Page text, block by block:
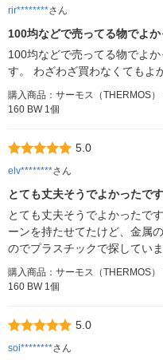
rir********さん
100均などで売ってる物でよ
100均などで売ってる物でよ
す。 わざわざ買わなくてもよ
購入商品：サーモス（THERMOS
160 BW 1個
5.0
elv********さん
とても丈夫そうでよかったで
とても丈夫そうでよかったで
ーンを持たせてたけど、金属
のでプラスチックで探していま
購入商品：サーモス（THERMOS
160 BW 1個
5.0
soi********さん